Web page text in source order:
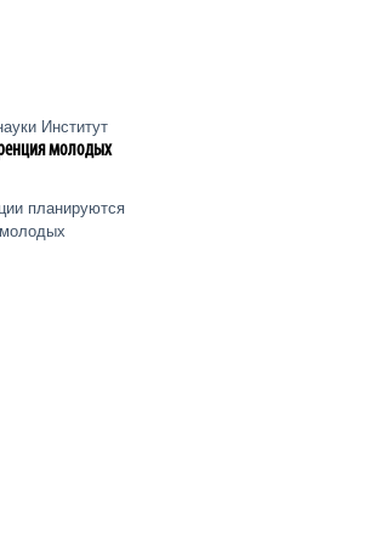
Институт
молодых
планируются